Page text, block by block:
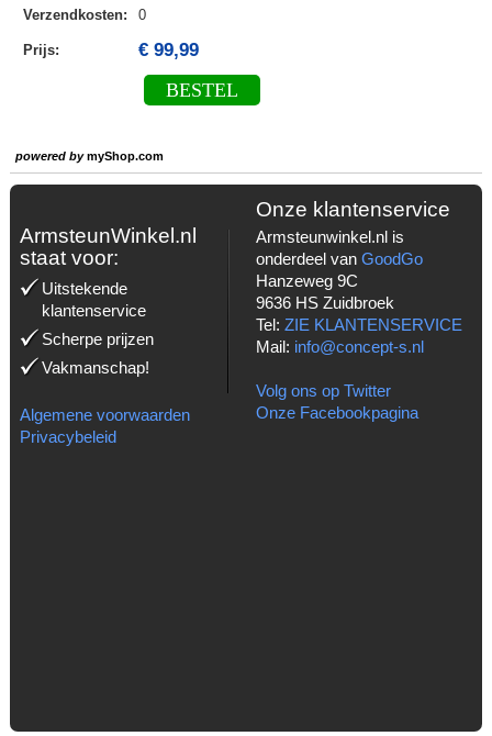
Verzendkosten: 0
Prijs: € 99,99
BESTEL
powered bymyShop.com
ArmsteunWinkel.nl
staat voor:
Uitstekende
klantenservice
Scherpe prijzen
Vakmanschap!
Algemene voorwaarden
Privacybeleid
Onze klantenservice
Armsteunwinkel.nl is
onderdeel van GoodGo
Hanzeweg 9C
9636 HS Zuidbroek
Tel: ZIE KLANTENSERVICE
Mail: info@concept-s.nl
Volg ons op Twitter
Onze Facebookpagina